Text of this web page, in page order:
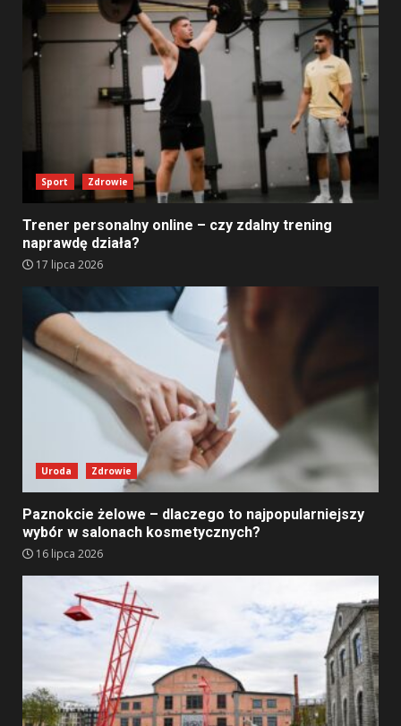
Sport Zdrowie
Trener personalny online – czy zdalny trening
naprawdę działa?
17 lipca 2026
Uroda Zdrowie
Paznokcie żelowe – dlaczego to najpopularniejszy
wybór w salonach kosmetycznych?
16 lipca 2026